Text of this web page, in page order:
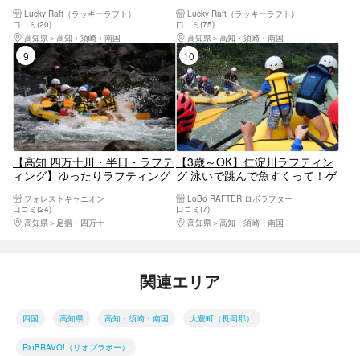
感も抜群！写真データプレゼン
ト付き
Lucky Raft（ラッキーラフト）
口コミ(20)
高知県
高知・須崎・南国
険！岩場に登って飛び込みも！
写真データプレゼント付き
Lucky Raft（ラッキーラフト）
口コミ(75)
高知県
高知・須崎・南国
9位
【高知 四万十川・半日・ラフテ
ィング】ゆったりラフティング
レゼント）
フォレストキャニオン
口コミ(24)
高知県
足摺・四万十
10位
【3歳～OK】仁淀川ラフティン
グ 泳いで跳んで魚すくって！ゲ
仁淀ブルーを遊びつくそう！
LoBo RAFTER ロボラフター
口コミ(7)
高知県
高知・須崎・南国
関連エリア
四国 高知県 高知・須崎・南国 大豊町（長岡郡）
RioBRAVO!（リオブラボー）